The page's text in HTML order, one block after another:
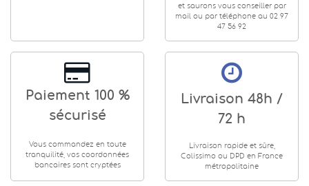
et saurons vous conseiller par
mail ou par téléphone au 02 97
47 56 92
Paiement 100 %
sécurisé
Vous commandez en toute
tranquilité, vos coordonnées
bancaires sont cryptées
Livraison 48h /
72 h
Livraison rapide et sûre,
Colissimo ou DPD en France
métropolitaine